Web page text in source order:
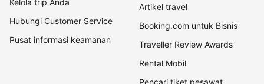
Kelola trip Anda
Hubungi Customer Service
Pusat informasi keamanan
Artikel travel
Booking.com untuk Bisnis
Traveller Review Awards
Rental Mobil
Pencari tiket pesawat